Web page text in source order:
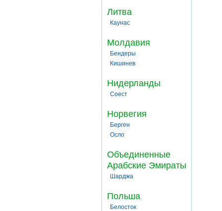
Литва
Каунас
Молдавия
Бендеры
Кишинев
Нидерланды
Соест
Норвегия
Берген
Осло
Объединенные
Арабские Эмираты
Шарджа
Польша
Белосток